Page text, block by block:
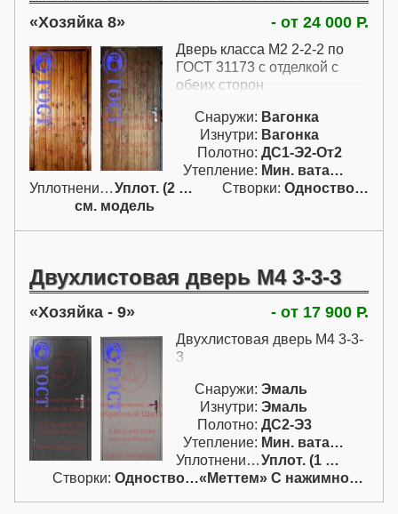
Хозяйка 8 - от 24 000 Р.
Дверь класса М2 2-2-2 по
ГОСТ 31173 с отделкой с
обеих сторон
Снаружи: Вагонка
Изнутри: Вагонка
Полотно: ДС1-Э2-От2
Утепление:
Мин. вата / пенопл.
Уплотнение:
Уплот. (2 конт.) Створки:
Одностворчатая (А)
см. модель
Двухлистовая дверь М4 3-3-3
Хозяйка - 9 - от 17 900 Р.
Двухлистовая дверь М4 3-3-
3
Снаружи: Эмаль
Изнутри: Эмаль
Полотно: ДС2-Э3
Утепление:
Мин. вата / пенопл.
Уплотнение:
Уплот. (1 конт.)
Створки:
Одностворчатая (А) «Меттем» С нажимной ручкой